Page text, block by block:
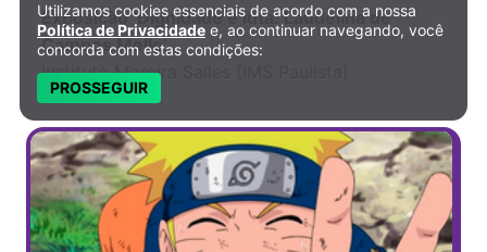
Exposição ‘Dignidade e luta: Laudelina de
Campos Mello’
Instituto Moreira Salles (IMS Paulista)
Política de Privacidade e Cookies
Utilizamos cookies essenciais de acordo com a nossa
Política de Privacidade e, ao continuar navegando, você
concorda com estas condições:
PROSSEGUIR